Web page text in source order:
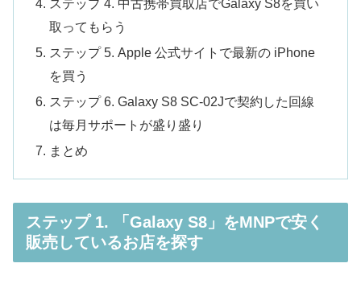
取ってもらう
ステップ 5. Apple 公式サイトで最新の iPhone
を買う
ステップ 6. Galaxy S8 SC-02Jで契約した回線
は毎月サポートが盛り盛り
まとめ
ステップ 1. 「Galaxy S8」をMNPで安く
販売しているお店を探す